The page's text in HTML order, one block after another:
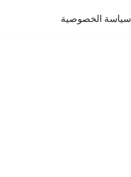
سياسة الخصوصية